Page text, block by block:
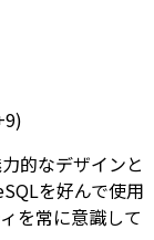
的なデザインと
を好んで使用
を常に意識して